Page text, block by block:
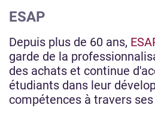
ESAP
Depuis plus de 60 ans,
garde de la
des achats et continue
étudiants dans leur
compétences à travers